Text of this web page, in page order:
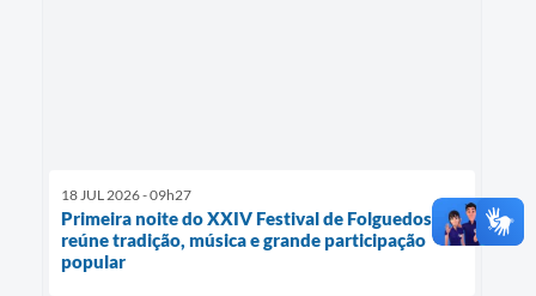
18 JUL 2026 - 09h27
Primeira noite do XXIV Festival de Folguedos
reúne tradição, música e grande participação
popular